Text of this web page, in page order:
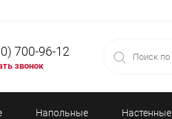
700-96-12
звонок
Напольные Настенные